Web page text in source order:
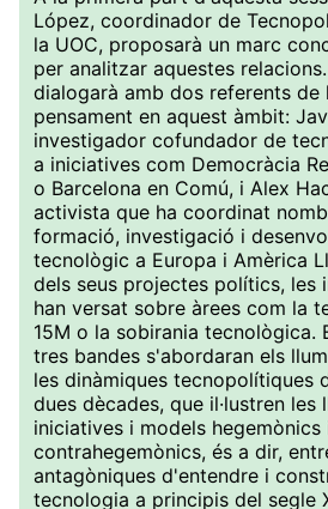
López, coordinador de
la UOC, proposarà un marc
per analitzar aquestes
dialogarà amb dos referents de
pensament en aquest àmbit:
investigador cofundador de
a iniciatives com Democràcia
o Barcelona en Comú, i Alex
activista que ha coordinat
formació, investigació i
tecnològic a Europa i Amèrica
dels seus projectes polítics, les
han versat sobre àrees com la
15M o la sobirania tecnològica.
tres bandes s'abordaran els
les dinàmiques tecnopolítiques
dues dècades, que il·lustren
iniciatives i models hegemònics
contrahegemònics, és a dir,
antagòniques d'entendre i
tecnologia a principis del segle